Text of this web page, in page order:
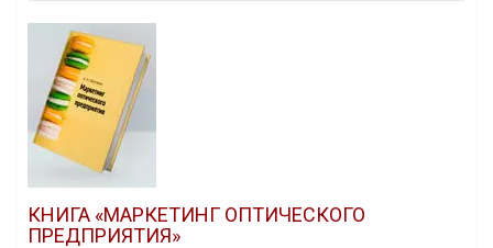
КНИГА «МАРКЕТИНГ ОПТИЧЕСКОГО
ПРЕДПРИЯТИЯ»